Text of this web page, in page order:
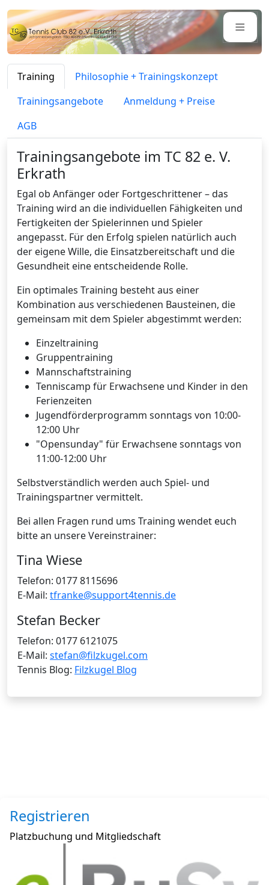
≡
Training
Philosophie + Trainingskonzept
Trainingsangebote
Anmeldung + Preise
AGB
Trainingsangebote im TC 82 e. V.
Erkrath
Egal ob Anfänger oder Fortgeschrittener – das
Training wird an die individuellen Fähigkeiten und
Fertigkeiten der Spielerinnen und Spieler
angepasst. Für den Erfolg spielen natürlich auch
der eigene Wille, die Einsatzbereitschaft und die
Gesundheit eine entscheidende Rolle.
Ein optimales Training besteht aus einer
Kombination aus verschiedenen Bausteinen, die
gemeinsam mit dem Spieler abgestimmt werden:
Einzeltraining
Gruppentraining
Mannschaftstraining
Tenniscamp für Erwachsene und Kinder in den
Ferienzeiten
Jugendförderprogramm sonntags von 10:00-
12:00 Uhr
"Opensunday" für Erwachsene sonntags von
11:00-12:00 Uhr
Selbstverständlich werden auch Spiel- und
Trainingspartner vermittelt.
Bei allen Fragen rund ums Training wendet euch
bitte an unsere Vereinstrainer:
Tina Wiese
Telefon: 0177 8115696
E-Mail: tfranke@support4tennis.de
Stefan Becker
Telefon: 0177 6121075
E-Mail: stefan@filzkugel.com
Tennis Blog: Filzkugel Blog
Registrieren
Platzbuchung und Mitgliedschaft